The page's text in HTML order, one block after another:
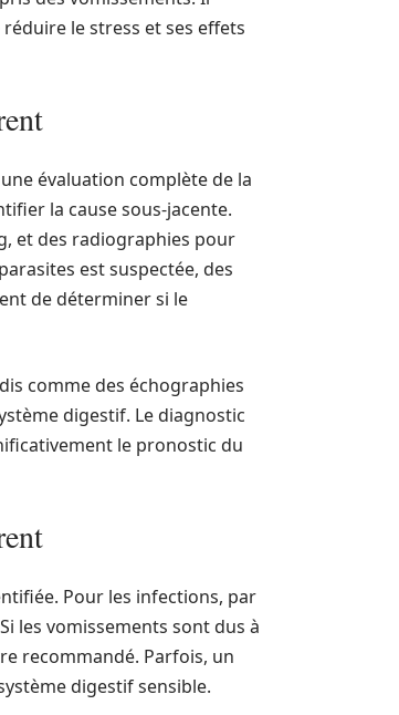
le stress et ses effets
évaluation complète de la
la cause sous-jacente.
et des radiographies pour
est suspectée, des
de déterminer si le
comme des échographies
digestif. Le diagnostic
le pronostic du
Pour les infections, par
les vomissements sont dus à
recommandé. Parfois, un
digestif sensible.